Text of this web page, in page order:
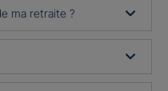
ma retraite ?